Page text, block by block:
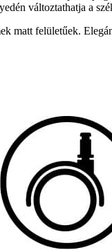
változtathatja a
matt felületűek.